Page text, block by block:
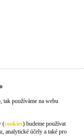
tak používáme na webu
(cookies) budeme používat
analytické účely a také pro